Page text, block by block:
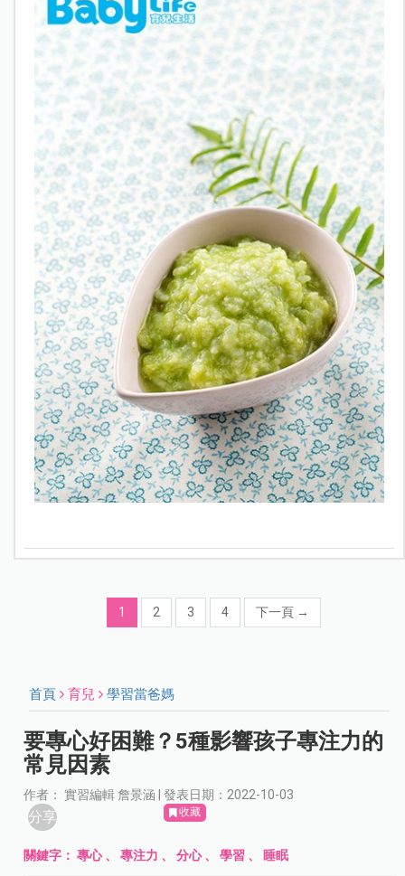
1 2 3 4 下一頁 →
首頁 育兒 學習當爸媽
要專心好困難？5種影響孩子專注力的
常見因素
作者： 實習編輯 詹景涵 | 發表日期：2022-10-03
分享 收藏
關鍵字：專心、專注力 、分心、學習 、 睡眠